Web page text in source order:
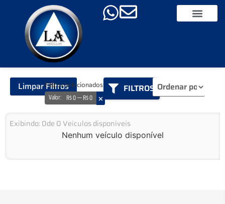
Limpar FiltrosFiltros Selecionados:
Valor: R$ 0 — R$ 0 × FILTROS
Exibindo:0de 0Veículos disponíveis
Nenhum veículo disponível